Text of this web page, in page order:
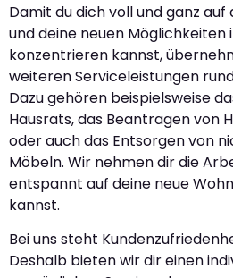
Damit du dich voll und ganz auf
und deine neuen Möglichkeiten
konzentrieren kannst,
weiteren Serviceleistungen
Dazu gehören beispielsweise
Hausrats, das Beantragen von
oder auch das Entsorgen von
Möbeln. Wir nehmen dir die
entspannt auf deine neue
kannst.
Bei uns steht
Deshalb bieten wir dir einen